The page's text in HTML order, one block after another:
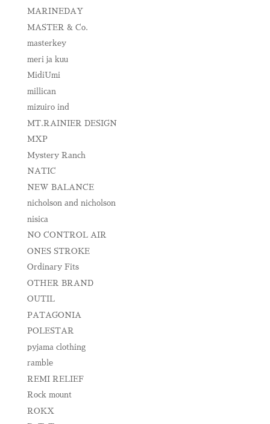
MARINEDAY
MASTER & Co.
masterkey
meri ja kuu
MidiUmi
millican
mizuiro ind
MT.RAINIER DESIGN
MXP
Mystery Ranch
NATIC
NEW BALANCE
nicholson and nicholson
nisica
NO CONTROL AIR
ONES STROKE
Ordinary Fits
OTHER BRAND
OUTIL
PATAGONIA
POLESTAR
pyjama clothing
ramble
REMI RELIEF
Rock mount
ROKX